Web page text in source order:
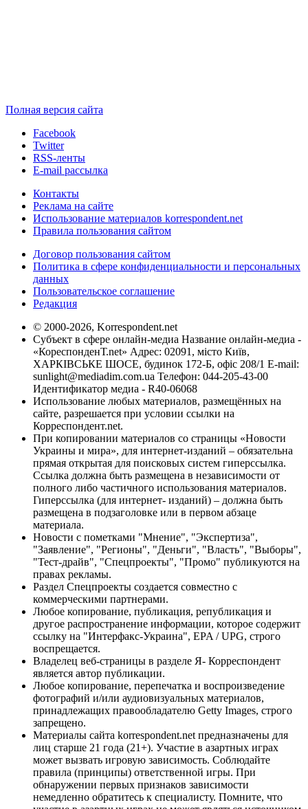
Полная версия сайта
Facebook
Twitter
RSS-ленты
E-mail рассылка
Контакты
Реклама на сайте
Использование материалов korrespondent.net
Правила пользования сайтом
Договор пользования сайтом
Политика в сфере конфиденциальности и персональных
данных
Пользовательское соглашение
Редакция
© 2000-2026, Korrespondent.net
Субъект в сфере онлайн-медиа Название онлайн-медиа -
«КореспонденТ.net» Адрес: 02091, місто Київ,
ХАРКІВСЬКЕ ШОСЕ, будинок 172-Б, офіс 208/1 E-mail:
sunlight@mediadim.com.ua Телефон: 044-205-43-00
Идентификатор медиа - R40-06068
Использование любых материалов, размещённых на
сайте, разрешается при условии ссылки на
Корреспондент.net.
При копировании материалов со страницы «Новости
Украины и мира», для интернет-изданий – обязательна
прямая открытая для поисковых систем гиперссылка.
Ссылка должна быть размещена в независимости от
полного либо частичного использования материалов.
Гиперссылка (для интернет- изданий) – должна быть
размещена в подзаголовке или в первом абзаце
материала.
Новости с пометками "Мнение", "Экспертиза",
"Заявление", "Регионы", "Деньги", "Власть", "Выборы",
"Тест-драйв", "Спецпроекты", "Промо" публикуются на
правах рекламы.
Раздел Спецпроекты создается совместно с
коммерческими партнерами.
Любое копирование, публикация, републикация и
другое распространение информации, которое содержит
ссылку на "Интерфакс-Украина", EPA / UPG, строго
воспрещается.
Владелец веб-страницы в разделе Я- Корреспондент
является автор публикации.
Любое копирование, перепечатка и воспроизведение
фотографий и/или аудиовизуальных материалов,
принадлежащих правообладателю Getty Images, строго
запрещено.
Материалы сайта korrespondent.net предназначены для
лиц старше 21 года (21+). Участие в азартных играх
может вызвать игровую зависимость. Соблюдайте
правила (принципы) ответственной игры. При
обнаружении первых признаков зависимости
немедленно обратитесь к специалисту. Помните, что